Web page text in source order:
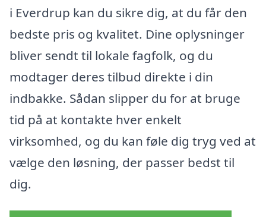
i Everdrup kan du sikre dig, at du får den
bedste pris og kvalitet. Dine oplysninger
bliver sendt til lokale fagfolk, og du
modtager deres tilbud direkte i din
indbakke. Sådan slipper du for at bruge
tid på at kontakte hver enkelt
virksomhed, og du kan føle dig tryg ved at
vælge den løsning, der passer bedst til
dig.